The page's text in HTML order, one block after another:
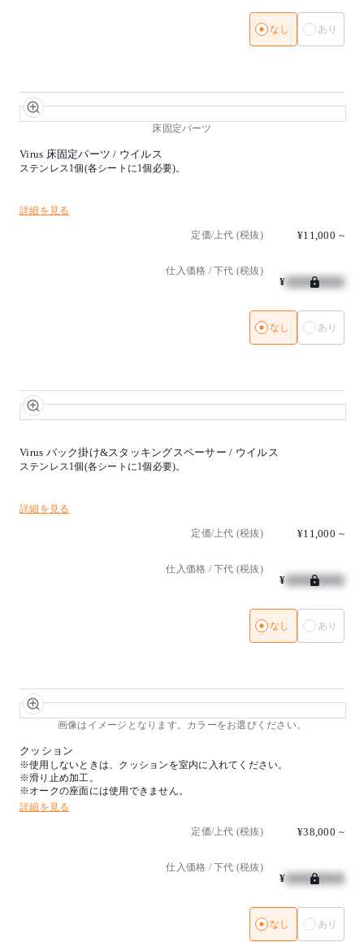
なし あり
床固定パーツ
Virus 床固定パーツ / ウイルス
ステンレス1個(各シートに1個必要)。
詳細を見る
定価/上代 (税抜) ¥11,000 ~
仕入価格 / 下代 (税抜)
¥
なし あり
Virus バック掛け&スタッキングスペーサー / ウイルス
ステンレス1個(各シートに1個必要)。
詳細を見る
定価/上代 (税抜) ¥11,000 ~
仕入価格 / 下代 (税抜)
¥
なし あり
画像はイメージとなります。カラーをお選びください。
クッション
※使用しないときは、クッションを室内に入れてください。
※滑り止め加工。
※オークの座面には使用できません。
詳細を見る
定価/上代 (税抜) ¥38,000 ~
仕入価格 / 下代 (税抜)
¥
なし あり